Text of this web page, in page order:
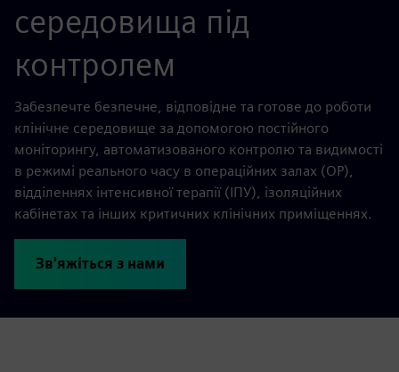
середовища під
контролем
Забезпечте безпечне, відповідне та готове до роботи
клінічне середовище за допомогою постійного
моніторингу, автоматизованого контролю та видимості
в режимі реального часу в операційних залах (ОР),
відділеннях інтенсивної терапії (ІПУ), ізоляційних
кабінетах та інших критичних клінічних приміщеннях.
Зв'яжіться з нами